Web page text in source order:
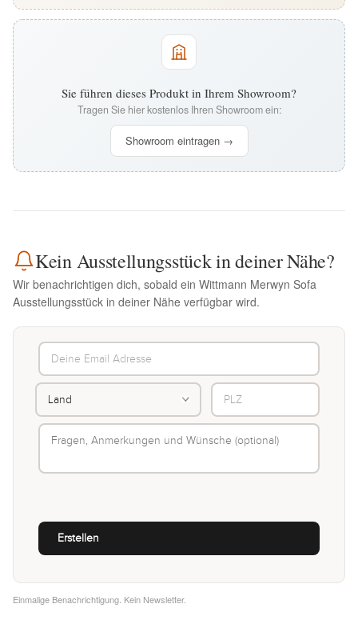
Sie führen dieses Produkt in Ihrem Showroom?
Tragen Sie hier kostenlos Ihren Showroom ein:
Showroom eintragen →
Kein Ausstellungsstück in deiner Nähe?
Wir benachrichtigen dich, sobald ein Wittmann Merwyn Sofa
Ausstellungsstück in deiner Nähe verfügbar wird.
Einmalige Benachrichtigung. Kein Newsletter.